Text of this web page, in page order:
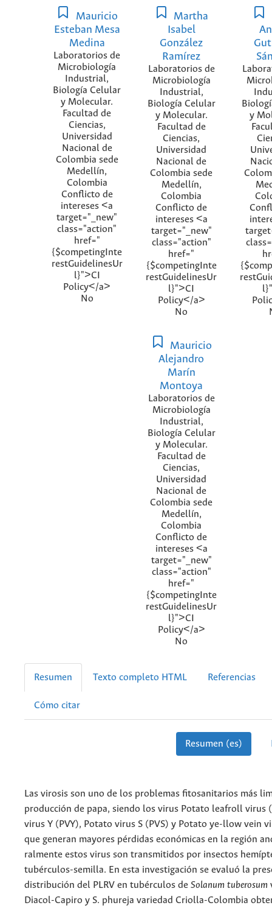
Mauricio
Esteban Mesa
Medina
Laboratorios de
Microbiología
Industrial,
Biología Celular
y Molecular.
Facultad de
Ciencias,
Universidad
Nacional de
Colombia sede
Medellín,
Colombia
Conflicto de
intereses <a
target="_new"
class="action"
href="
{$competingInte
restGuidelinesUr
l}">CI
Policy</a>
No
Martha
Isabel
González
Ramírez
Laboratorios de
Microbiología
Industrial,
Biología Celular
y Molecular.
Facultad de
Ciencias,
Universidad
Nacional de
Colombia sede
Medellín,
Colombia
Conflicto de
intereses <a
target="_new"
class="action"
href="
{$competingInte
restGuidelinesUr
l}">CI
Policy</a>
No
y
Mauricio
Alejandro
Marín
Montoya
Laboratorios de
Microbiología
Industrial,
Biología Celular
y Molecular.
Facultad de
Ciencias,
Universidad
Nacional de
Colombia sede
Medellín,
Colombia
Conflicto de
intereses <a
target="_new"
class="action"
href="
{$competingInte
restGuidelinesUr
l}">CI
Policy</a>
No
Resumen Texto completo HTML Referencias
Cómo citar
Resumen (es)
Las virosis son uno de los problemas fitosanitarios más
producción de papa, siendo los virus Potato leafroll virus
virus Y (PVY), Potato virus S (PVS) y Potato ye-llow vein
que generan mayores pérdidas económicas en la región
ralmente estos virus son transmitidos por insectos
tubérculos-semilla. En esta investigación se evaluó la
distribución del PLRV en tubérculos de Solanum tuberosum
Diacol-Capiro y S. phureja variedad Criolla-Colombia